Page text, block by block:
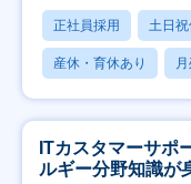
正社員採用 土日
産休・育休あり
ITカスタマーサポ
ルギー分野知識が